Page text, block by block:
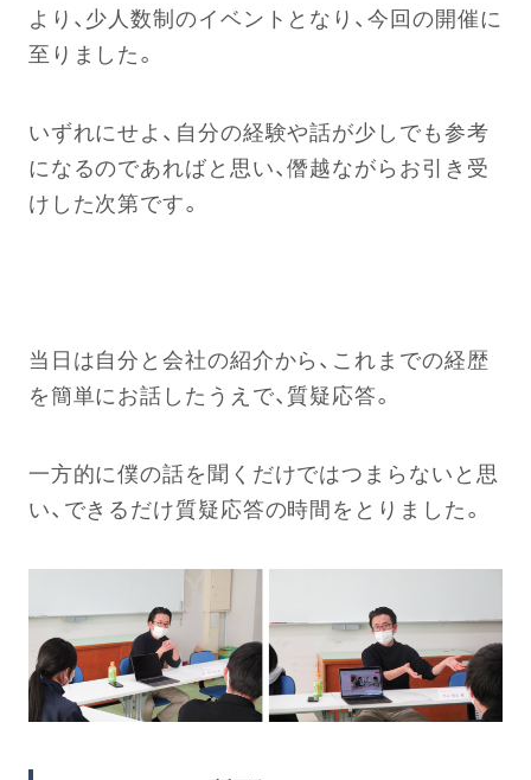
より、少人数制のイベントとなり、今回の開催に
至りました。
いずれにせよ、自分の経験や話が少しでも参考
になるのであればと思い、僭越ながらお引き受
けした次第です。
当日は自分と会社の紹介から、これまでの経歴
を簡単にお話したうえで、質疑応答。
一方的に僕の話を聞くだけではつまらないと思
い、できるだけ質疑応答の時間をとりました。